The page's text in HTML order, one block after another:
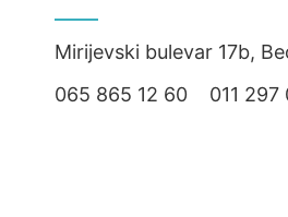
Mirijevski bulevar 17b,
065 865 12 60 011 297